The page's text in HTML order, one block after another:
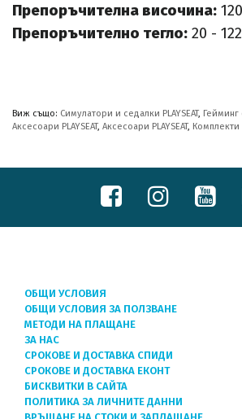
Препоръчителна височина:
Препоръчително тегло: 20 -
Виж също: Симулатори и седалки PLAYSEAT, Гейминг
Аксесоари PLAYSEAT, Аксесоари PLAYSEAT, Комплекти
ОБЩИ УСЛОВИЯ
ОБЩИ УСЛОВИЯ ЗА ПОЛЗВАНЕ
МЕТОДИ НА ПЛАЩАНЕ
ЗА НАС
СРОКОВЕ И ДОСТАВКА СПИДИ
СРОКОВЕ И ДОСТАВКА ЕКОНТ
БИСКВИТКИ В САЙТА
ПОЛИТИКА ЗА ЛИЧНИТЕ ДАННИ